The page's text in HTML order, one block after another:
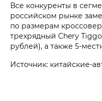
Все конкуренты в
российском рынке
по размерам
трехрядный Chery
рублей), а также 5-
Источник: китайские-